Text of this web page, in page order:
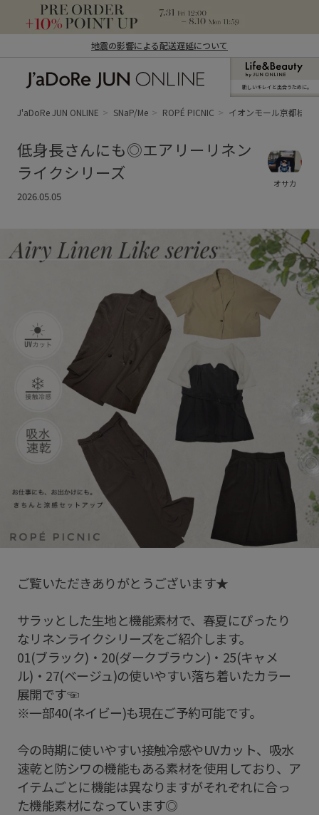
地震の影響による配送遅延について
ン オンライン）
新しいキレイと出合うために。
J'aDoRe JUN ONLINE SNaP/Me ROPÉ PICNIC イオンモール京都桂川
低身長さんにも◎エアリーリネン
ライクシリーズ
オサカ
2026.05.05
ご覧いただきありがとうございます★
サラッとした生地と機能素材で、春夏にぴったり
なリネンライクシリーズをご紹介します。
01(ブラック)・20(ダークブラウン)・25(キャメ
ル)・27(ベージュ)の使いやすい落ち着いたカラー
展開です☜
※一部40(ネイビー)も現在ご予約可能です。
今の時期に使いやすい接触冷感やUVカット、吸水
速乾と防シワの機能もある素材を使用しており、ア
イテムごとに機能は異なりますがそれぞれに合っ
た機能素材になっています◎